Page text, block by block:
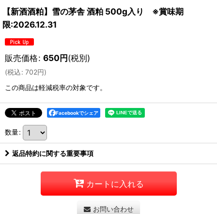
【新酒酒粕】雪の茅舎 酒粕 500g入り ※賞味期
限:2026.12.31
販売価格: 650円(税別)
(税込: 702円)
この商品は軽減税率の対象です。
Facebookでシェア
数量:
返品特約に関する重要事項
カートに入れる
お問い合わせ